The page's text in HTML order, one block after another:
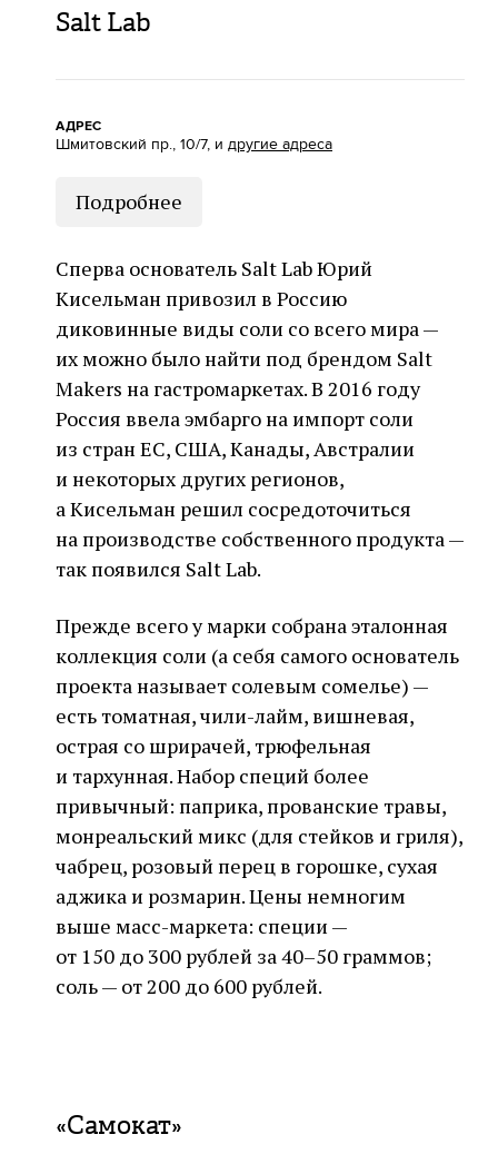
Salt Lab
АДРЕС
Шмитовский пр., 10/7, и другие адреса
Подробнее
Сперва основатель Salt Lab Юрий
Кисельман привозил в Россию
диковинные виды соли со всего мира —
их можно было найти под брендом Salt
Makers на гастромаркетах. В 2016 году
Россия ввела эмбарго на импорт соли
из стран ЕС, США, Канады, Австралии
и некоторых других регионов,
а Кисельман решил сосредоточиться
на производстве собственного продукта —
так появился Salt Lab.
Прежде всего у марки собрана эталонная
коллекция соли (а себя самого основатель
проекта называет солевым сомелье) —
есть томатная, чили-лайм, вишневая,
острая со шрирачей, трюфельная
и тархунная. Набор специй более
привычный: паприка, прованские травы,
монреальский микс (для стейков и гриля),
чабрец, розовый перец в горошке, сухая
аджика и розмарин. Цены немногим
выше масс-маркета: специи —
от 150 до 300 рублей за 40–50 граммов;
соль — от 200 до 600 рублей.
«Самокат»